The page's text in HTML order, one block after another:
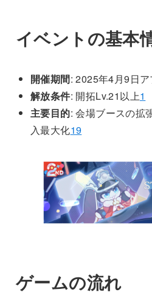
イベントの基本
開催期間: 2025年4月9日
解放条件: 開拓Lv.21以上1
主要目的: 会場ブースの拡
入最大化19
ゲームの流れ